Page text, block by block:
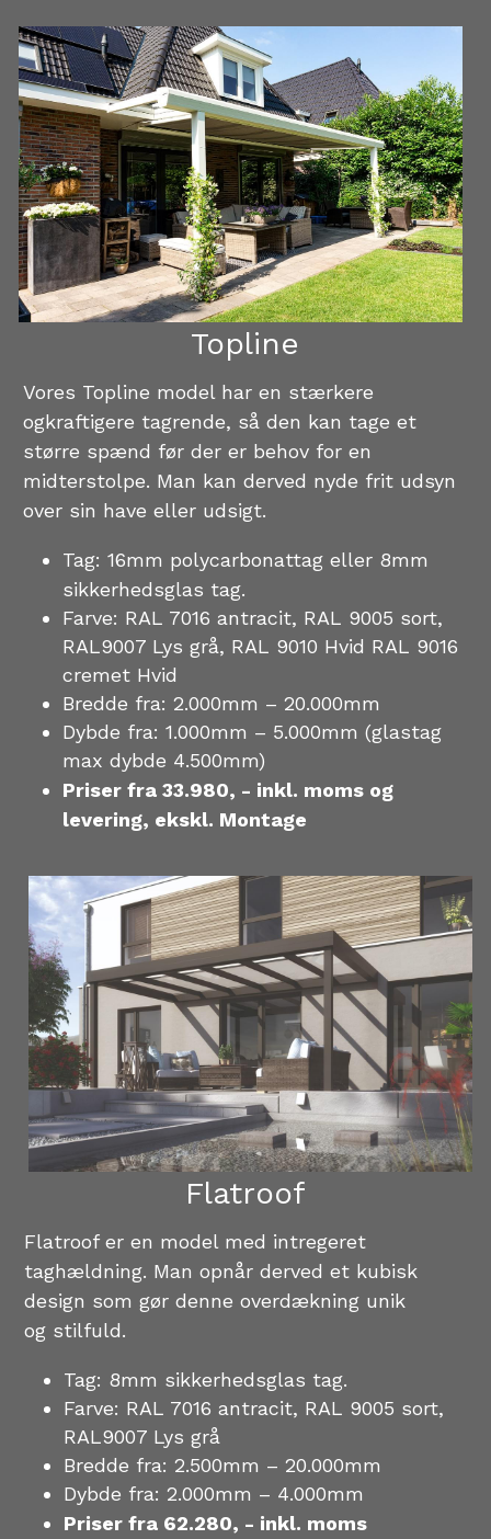
Topline
Vores Topline model har en stærkere
ogkraftigere tagrende, så den kan tage et
større spænd før der er behov for en
midterstolpe. Man kan derved nyde frit udsyn
over sin have eller udsigt.
Tag: 16mm polycarbonattag eller 8mm
sikkerhedsglas tag.
Farve: RAL 7016 antracit, RAL 9005 sort,
RAL9007 Lys grå, RAL 9010 Hvid RAL 9016
cremet Hvid
Bredde fra: 2.000mm – 20.000mm
Dybde fra: 1.000mm – 5.000mm (glastag
max dybde 4.500mm)
Priser fra 33.980, - inkl. moms og
levering, ekskl. Montage
Flatroof
Flatroof er en model med intregeret
taghældning. Man opnår derved et kubisk
design som gør denne overdækning unik
og stilfuld.
Tag: 8mm sikkerhedsglas tag.
Farve: RAL 7016 antracit, RAL 9005 sort,
RAL9007 Lys grå
Bredde fra: 2.500mm – 20.000mm
Dybde fra: 2.000mm – 4.000mm
Priser fra 62.280, - inkl. moms